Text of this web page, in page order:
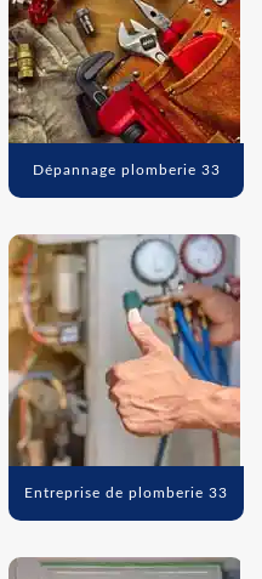
Dépannage plomberie 33
Entreprise de plomberie 33